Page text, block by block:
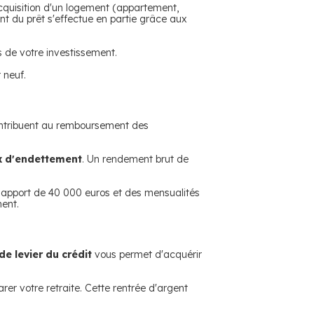
d'un logement (appartement,
du prêt s'effectue en partie grâce aux
votre investissement.
au remboursement des
d'endettement. Un rendement brut de
de 40 000 euros et des mensualités
levier du crédit vous permet d'acquérir
votre retraite. Cette rentrée d'argent